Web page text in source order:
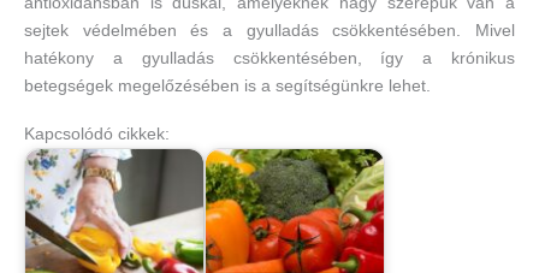
sejtek védelmében és a gyulladás csökkentésében. Mivel
hatékony a gyulladás csökkentésében, így a krónikus
betegségek megelőzésében is a segítségünkre lehet.
Kapcsolódó cikkek: